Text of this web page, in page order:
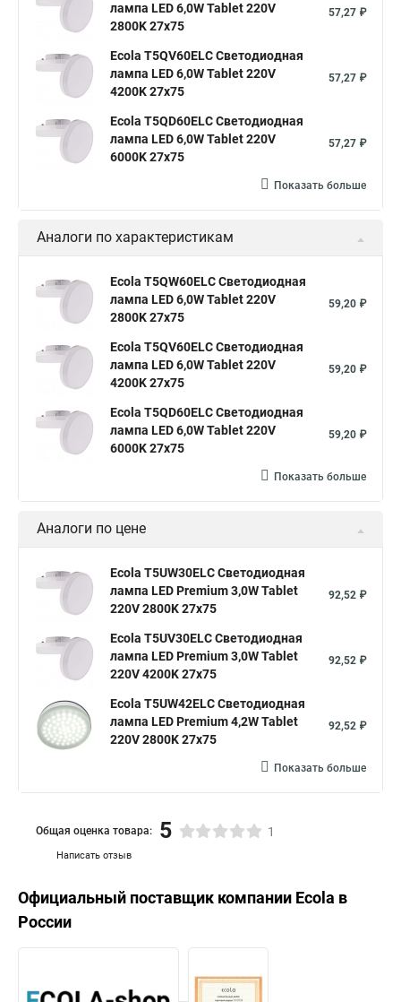
лампа LED 6,0W Tablet 220V
2800K 27x75
57,27 ₽
Ecola T5QV60ELC Светодиодная
лампа LED 6,0W Tablet 220V
4200K 27x75
57,27 ₽
Ecola T5QD60ELC Светодиодная
лампа LED 6,0W Tablet 220V
6000K 27x75
57,27 ₽
Показать больше
Аналоги по характеристикам
Ecola T5QW60ELC Светодиодная
лампа LED 6,0W Tablet 220V
2800K 27x75
59,20 ₽
Ecola T5QV60ELC Светодиодная
лампа LED 6,0W Tablet 220V
4200K 27x75
59,20 ₽
Ecola T5QD60ELC Светодиодная
лампа LED 6,0W Tablet 220V
6000K 27x75
59,20 ₽
Показать больше
Аналоги по цене
Ecola T5UW30ELC Светодиодная
лампа LED Premium 3,0W Tablet
220V 2800K 27x75
92,52 ₽
Ecola T5UV30ELC Светодиодная
лампа LED Premium 3,0W Tablet
220V 4200K 27x75
92,52 ₽
Ecola T5UW42ELC Светодиодная
лампа LED Premium 4,2W Tablet
220V 2800K 27x75
92,52 ₽
Показать больше
Написать отзыв
Общая оценка товара: 5 1
Официальный поставщик компании Ecola в
России